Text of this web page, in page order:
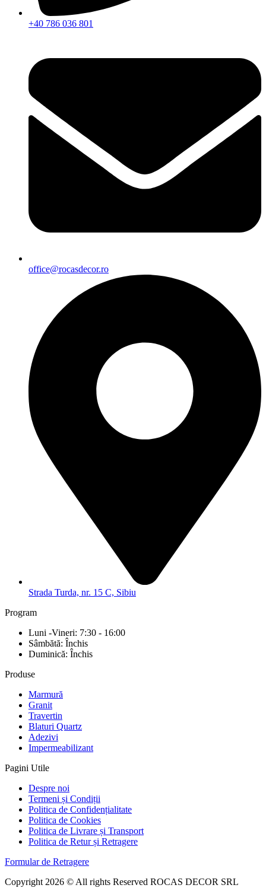
+40 786 036 801
office@rocasdecor.ro
Strada Turda, nr. 15 C, Sibiu
Program
Luni -Vineri: 7:30 - 16:00
Sâmbătă: Închis
Duminică: Închis
Produse
Marmură
Granit
Travertin
Blaturi Quartz
Adezivi
Impermeabilizant
Pagini Utile
Despre noi
Termeni și Condiții
Politica de Confidențialitate
Politica de Cookies
Politica de Livrare și Transport
Politica de Retur și Retragere
Formular de Retragere
Copyright 2026 © All rights Reserved ROCAS DECOR SRL